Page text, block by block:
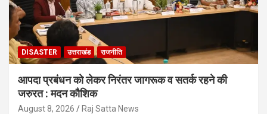
DISASTER उत्तराखंड राजनीति
आपदा प्रबंधन को लेकर निरंतर जागरूक व सतर्क रहने की
जरुरत : मदन कौशिक
August 8, 2026 Raj Satta News